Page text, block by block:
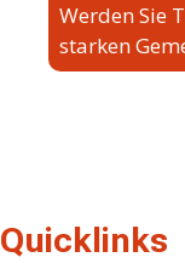
Werden Sie
starken
Quicklinks